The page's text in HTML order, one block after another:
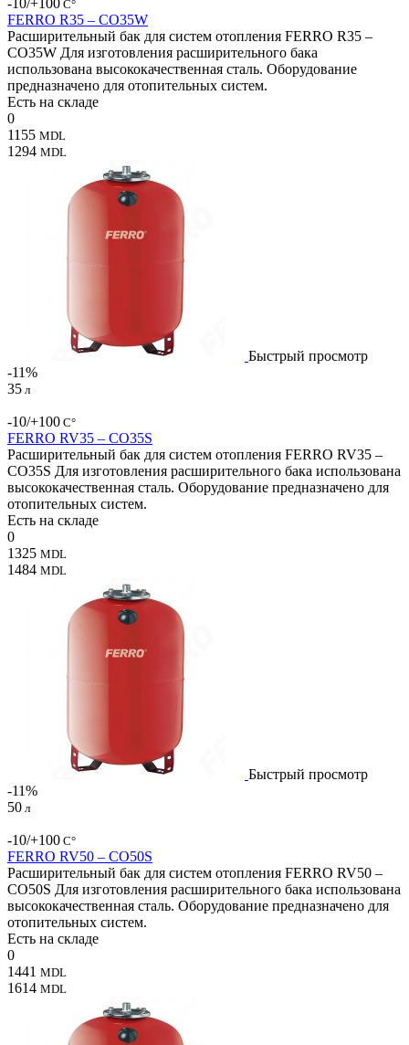
С°
FERRO R35 – CO35W
Расширительный бак для систем отопления FERRO R35 –
CO35W Для изготовления расширительного бака
использована высококачественная сталь. Оборудование
предназначено для отопительных систем.
Есть на складе
0
1155 MDL
1294 MDL
Быстрый просмотр
-11%
35 л
-10/+100 С°
FERRO RV35 – CO35S
Расширительный бак для систем отопления FERRO RV35 –
CO35S Для изготовления расширительного бака использована
высококачественная сталь. Оборудование предназначено для
отопительных систем.
Есть на складе
0
1325 MDL
1484 MDL
Быстрый просмотр
-11%
50 л
-10/+100 С°
FERRO RV50 – CO50S
Расширительный бак для систем отопления FERRO RV50 –
CO50S Для изготовления расширительного бака использована
высококачественная сталь. Оборудование предназначено для
отопительных систем.
Есть на складе
0
1441 MDL
1614 MDL